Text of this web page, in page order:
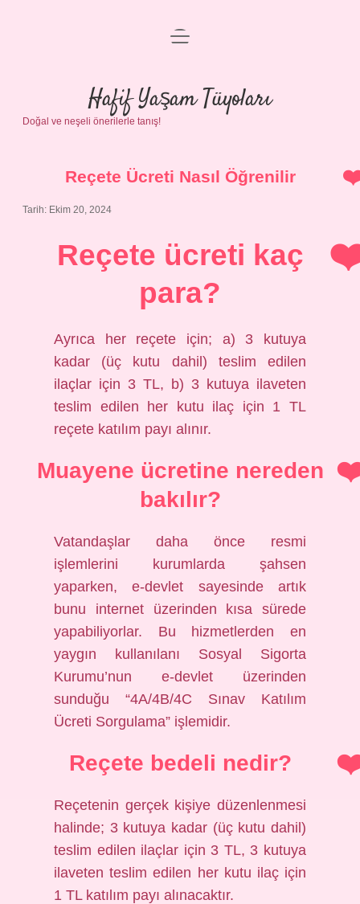
Anasayfa
Gizlilik Politikası
Yasal Uyarı
menüyü
Hafif Yaşam Tüyoları
Doğal ve neşeli önerilerle tanış!
Reçete Ücreti Nasıl Öğrenilir
Tarih: Ekim 20, 2024
Reçete ücreti kaç
para?
Ayrıca her reçete için; a) 3 kutuya
kadar (üç kutu dahil) teslim edilen
ilaçlar için 3 TL, b) 3 kutuya ilaveten
teslim edilen her kutu ilaç için 1 TL
reçete katılım payı alınır.
Muayene ücretine nereden
bakılır?
Vatandaşlar daha önce resmi
işlemlerini kurumlarda şahsen
yaparken, e-devlet sayesinde artık
bunu internet üzerinden kısa sürede
yapabiliyorlar. Bu hizmetlerden en
yaygın kullanılanı Sosyal Sigorta
Kurumu’nun e-devlet üzerinden
sunduğu “4A/4B/4C Sınav Katılım
Ücreti Sorgulama” işlemidir.
Reçete bedeli nedir?
Reçetenin gerçek kişiye düzenlenmesi
halinde; 3 kutuya kadar (üç kutu dahil)
teslim edilen ilaçlar için 3 TL, 3 kutuya
ilaveten teslim edilen her kutu ilaç için
1 TL katılım payı alınacaktır.